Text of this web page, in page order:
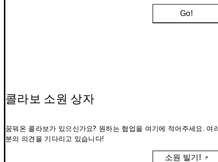
Go!
콜라보 소원 상자
꿈꿔온 콜라보가 있으신가요? 원하는 협업을 여기에 적어주세요. 여
분의 의견을 기다리고 있습니다!
소원 빌기!